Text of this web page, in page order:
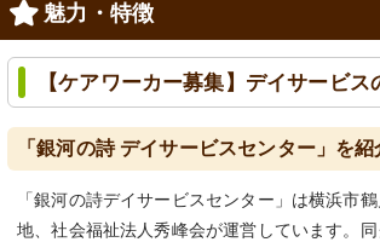
魅力・特徴
【ケアワーカー募集】デイサービス
「銀河の詩 デイサービスセンター」を紹
「銀河の詩デイサービスセンター」は横浜市
地、社会福祉法人秀峰会が運営しています。